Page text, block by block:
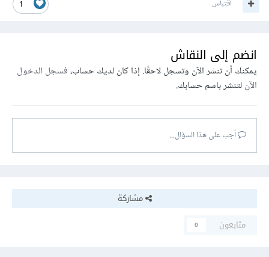
1 اقتباس
انضم إلى النقاش
يمكنك أن تنشر الآن وتسجل لاحقًا. إذا كان لديك حساب،فسجل الدخول
الآنلتنشر باسم حسابك.
أجب على هذا السؤال...
مشاركة
متابعون
0